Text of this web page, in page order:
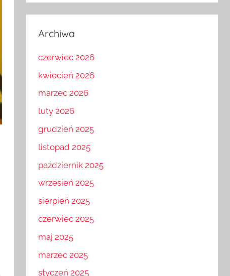
Archiwa
czerwiec 2026
kwiecień 2026
marzec 2026
luty 2026
grudzień 2025
listopad 2025
październik 2025
wrzesień 2025
sierpień 2025
czerwiec 2025
maj 2025
marzec 2025
styczeń 2025